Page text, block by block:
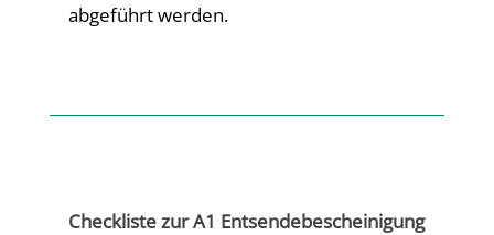
abgeführt werden.
Checkliste zur A1 Entsendebescheinigung